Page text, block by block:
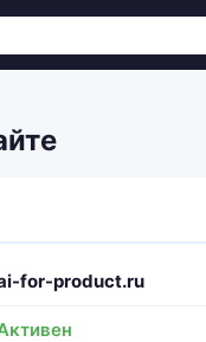
for-product.ru